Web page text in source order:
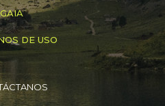
GAIA
DE USO